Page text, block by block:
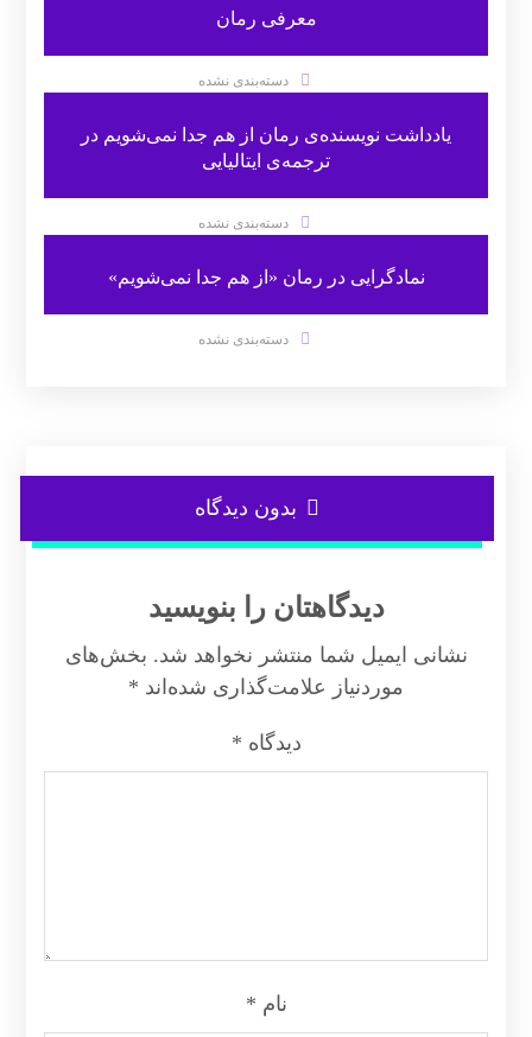
معرفی رمان
دسته‌بندی نشده
یادداشت نویسنده‌ی رمان از هم جدا نمی‌شویم در
ترجمه‌ی ایتالیایی
دسته‌بندی نشده
نمادگرایی در رمان «از هم جدا نمی‌شویم»
دسته‌بندی نشده
بدون دیدگاه
دیدگاهتان را بنویسید
نشانی ایمیل شما منتشر نخواهد شد. بخش‌های
موردنیاز علامت‌گذاری شده‌اند *
دیدگاه *
نام *